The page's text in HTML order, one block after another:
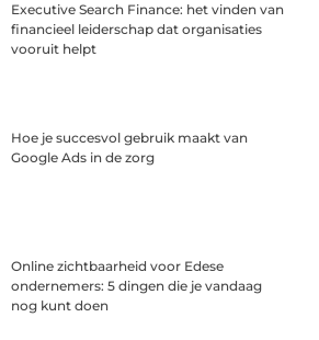
Executive Search Finance: het vinden van
financieel leiderschap dat organisaties
vooruit helpt
Hoe je succesvol gebruik maakt van
Google Ads in de zorg
Online zichtbaarheid voor Edese
ondernemers: 5 dingen die je vandaag
nog kunt doen